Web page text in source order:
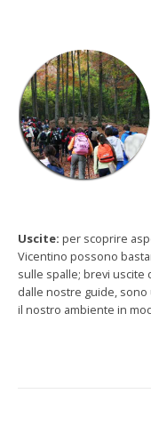
Uscite: per scoprire
Vicentino possono
sulle spalle; brevi uscite
dalle nostre guide,
il nostro ambiente in